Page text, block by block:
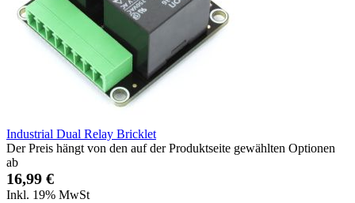
Industrial Dual Relay Bricklet
Der Preis hängt von den auf der Produktseite gewählten Optionen
ab
16,99 €
Inkl. 19% MwSt